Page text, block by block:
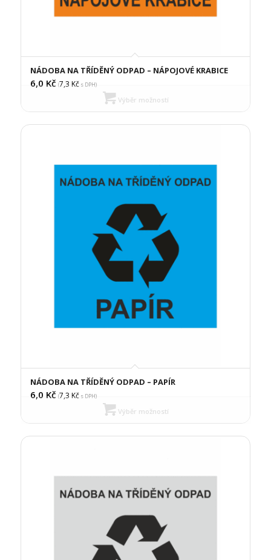
NÁDOBA NA TŘÍDĚNÝ ODPAD – NÁPOJOVÉ KRABICE
6,0 Kč (7,3 Kčs DPH)
Výběr možností
NÁDOBA NA TŘÍDĚNÝ ODPAD – PAPÍR
6,0 Kč (7,3 Kčs DPH)
Výběr možností